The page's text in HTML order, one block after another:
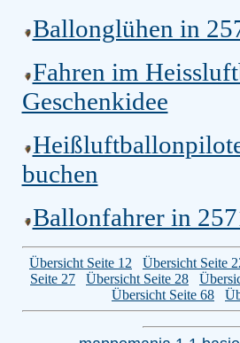
Ballonglühen in
Fahren im
Geschenkidee
buchen
Ballonfahrer in
Übersicht Seite 12
Übersicht Seite
Seite 27
Übersicht Seite 28
Übersicht Seite 68